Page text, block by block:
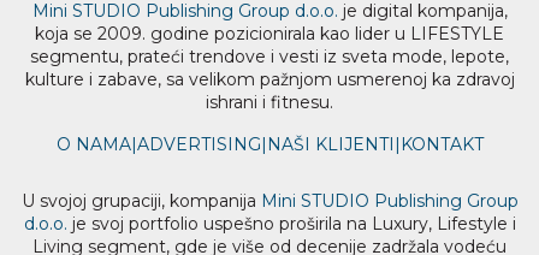
Mini STUDIO Publishing Group d.o.o. je digital kompanija,
koja se 2009. godine pozicionirala kao lider u LIFESTYLE
segmentu, prateći trendove i vesti iz sveta mode, lepote,
kulture i zabave, sa velikom pažnjom usmerenoj ka zdravoj
ishrani i fitnesu.
O NAMA|ADVERTISING| NAŠI KLIJENTI | KONTAKT
U svojoj grupaciji, kompanija Mini STUDIO Publishing Group
d.o.o. je svoj portfolio uspešno proširila na Luxury, Lifestyle i
Living segment, gde je više od decenije zadržala vodeću